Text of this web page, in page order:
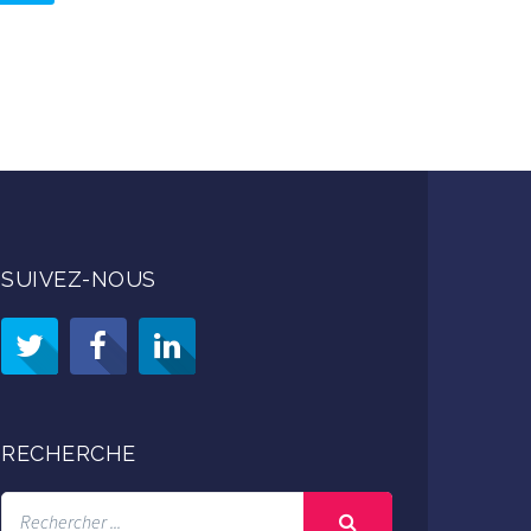
SUIVEZ-NOUS
RECHERCHE